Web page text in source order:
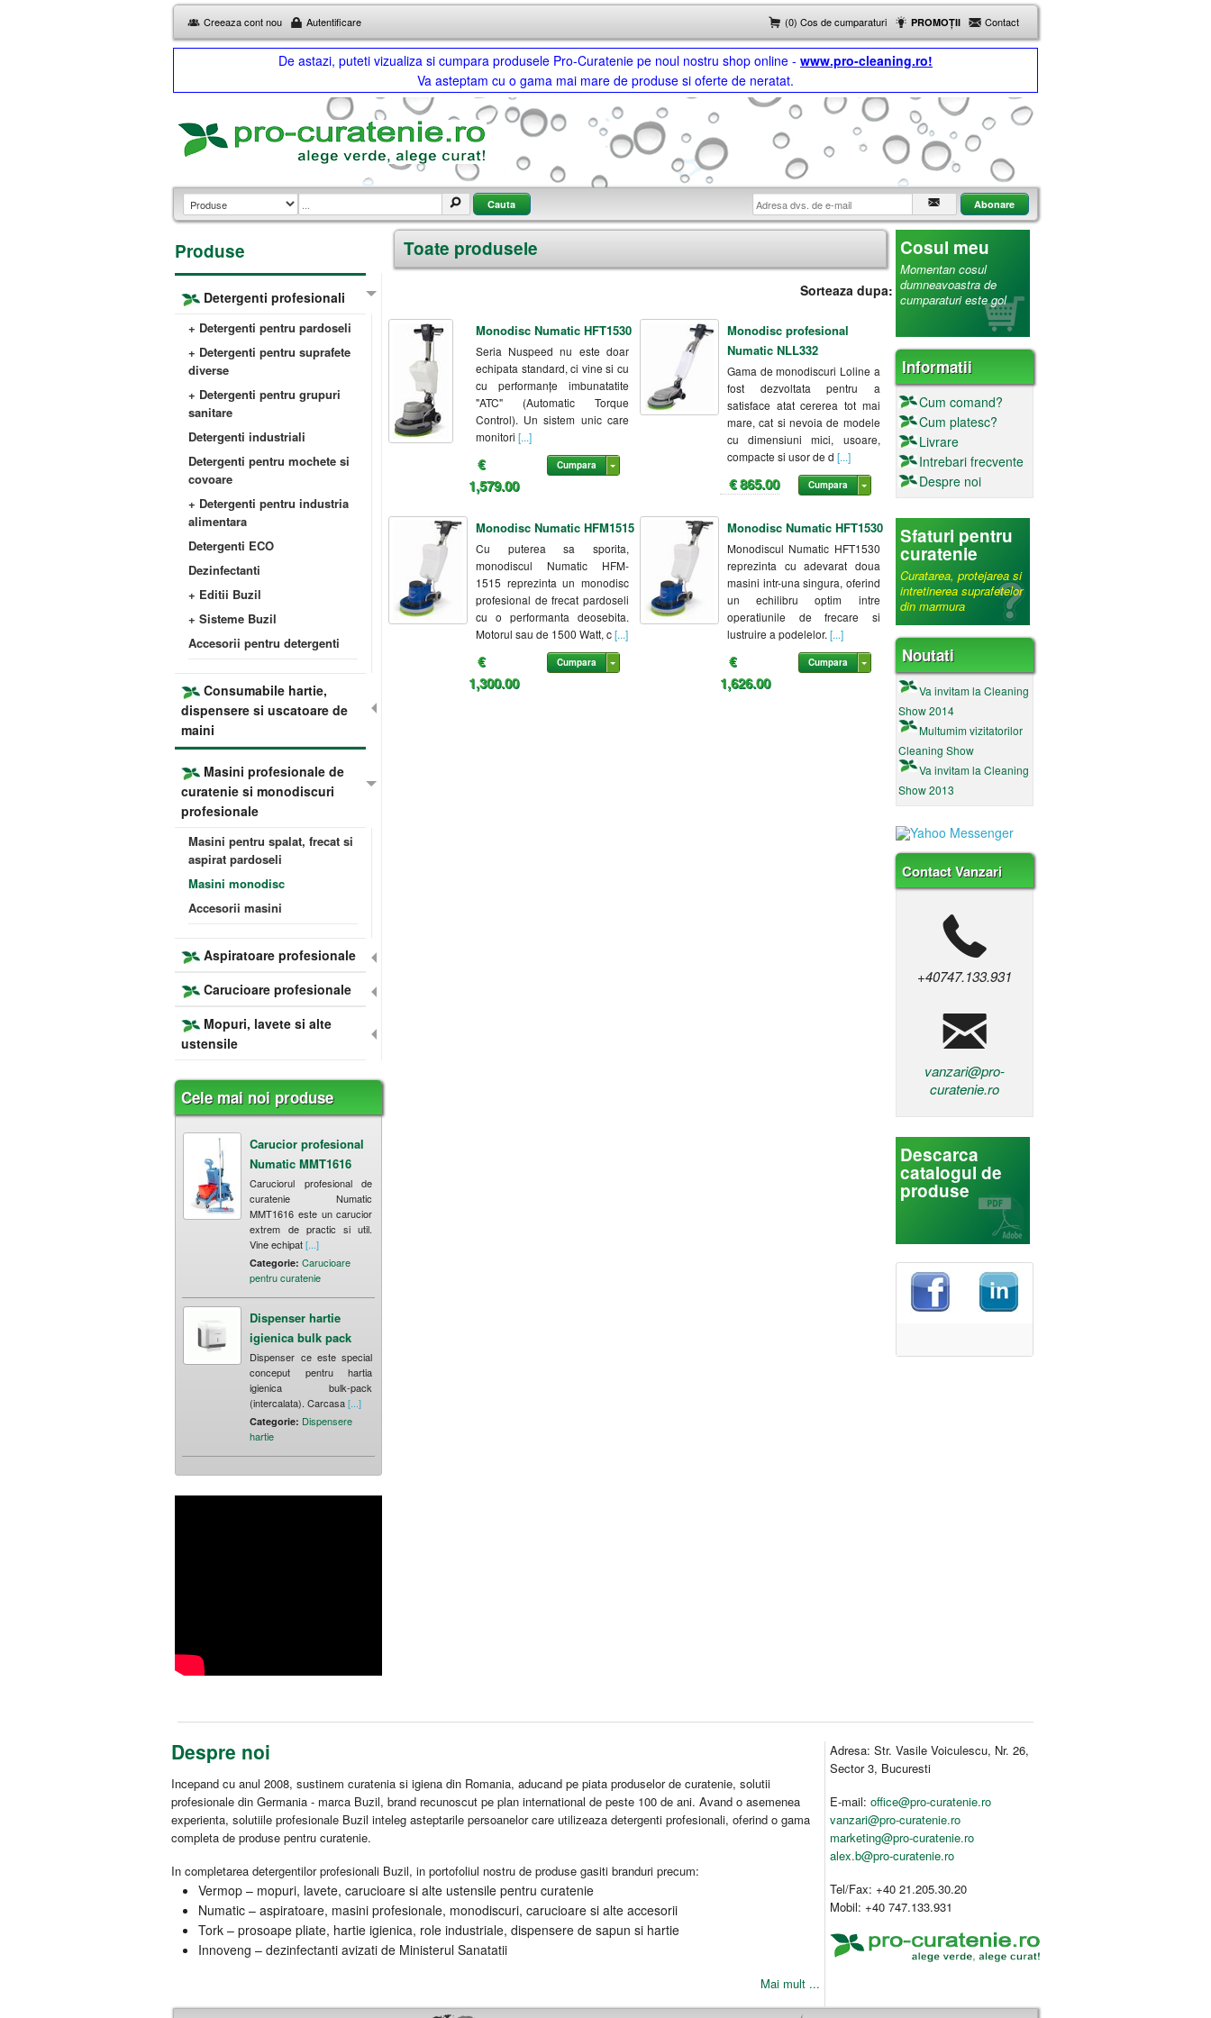
Creeaza cont nou Autentificare (0) Cos de cumparaturi PROMOȚII Contact
De astazi, puteti vizualiza si cumpara produsele Pro-Curatenie pe noul nostru shop online - www.pro-cleaning.ro!
Va asteptam cu o gama mai mare de produse si oferte de neratat.
Toate produsele
Sorteaza dupa:
Monodisc Numatic HFT1530
Seria Nuspeed nu este doar
echipata standard, ci vine si cu
cu performanțe imbunatatite
"ATC" (Automatic Torque
Control). Un sistem unic care
monitori [...]
€
1,579.00
Cumpara
Monodisc profesional
Numatic NLL332
Gama de monodiscuri Loline a
fost dezvoltata pentru a
satisface atat cererea tot mai
mare, cat si nevoia de modele
cu dimensiuni mici, usoare,
compacte si usor de d [...]
€ 865.00 Cumpara
Monodisc Numatic HFM1515
Cu puterea sa sporita,
monodiscul Numatic HFM-
1515 reprezinta un monodisc
profesional de frecat pardoseli
cu o performanta deosebita.
Motorul sau de 1500 Watt, c[...]
€
1,300.00
Cumpara
Monodisc Numatic HFT1530
Monodiscul Numatic HFT1530
reprezinta cu adevarat doua
masini intr-una singura, oferind
un echilibru optim intre
operatiunile de frecare si
lustruire a podelelor. [...]
€
1,626.00
Cumpara
Produse
Detergenti profesionali
+ Detergenti pentru pardoseli
+ Detergenti pentru suprafete
diverse
+ Detergenti pentru grupuri
sanitare
Detergenti industriali
Detergenti pentru mochete si
covoare
+ Detergenti pentru industria
alimentara
Detergenti ECO
Dezinfectanti
+ Editii Buzil
+ Sisteme Buzil
Accesorii pentru detergenti
Consumabile hartie,
dispensere si uscatoare de
maini
Masini profesionale de
curatenie si monodiscuri
profesionale
Masini pentru spalat, frecat si
aspirat pardoseli
Masini monodisc
Accesorii masini
Aspiratoare profesionale
Carucioare profesionale
Mopuri, lavete si alte
ustensile
Cele mai noi produse
Carucior profesional
Numatic MMT1616
Caruciorul profesional de
curatenie Numatic
MMT1616 este un carucior
extrem de practic si util.
Vine echipat[...]
Categorie: Carucioare
pentru curatenie
Dispenser hartie
igienica bulk pack
Dispenser ce este special
conceput pentru hartia
igienica bulk-pack
(intercalata). Carcasa[...]
Categorie: Dispensere
hartie
Cosul meu
Momentan cosul
dumneavoastra de
cumparaturi este gol
Informatii
Cum comand?
Cum platesc?
Livrare
Intrebari frecvente
Despre noi
Sfaturi pentru
curatenie
Curatarea, protejarea si
intretinerea suprafetelor
din marmura
Noutati
Va invitam la Cleaning
Show 2014
Multumim vizitatorilor
Cleaning Show
Va invitam la Cleaning
Show 2013
Contact Vanzari
+40747.133.931
vanzari@pro-
curatenie.ro
Descarca
catalogul de
produse
Despre noi
Incepand cu anul 2008, sustinem curatenia si igiena din Romania, aducand pe piata produselor de curatenie, solutii
profesionale din Germania - marca Buzil, brand recunoscut pe plan international de peste 100 de ani. Avand o asemenea
experienta, solutiile profesionale Buzil inteleg asteptarile persoanelor care utilizeaza detergenti profesionali, oferind o gama
completa de produse pentru curatenie.
In completarea detergentilor profesionali Buzil, in portofoliul nostru de produse gasiti branduri precum:
Vermop – mopuri, lavete, carucioare si alte ustensile pentru curatenie
Numatic – aspiratoare, masini profesionale, monodiscuri, carucioare si alte accesorii
Tork – prosoape pliate, hartie igienica, role industriale, dispensere de sapun si hartie
Innoveng – dezinfectanti avizati de Ministerul Sanatatii
Mai mult ...
Adresa: Str. Vasile Voiculescu, Nr. 26,
Sector 3, Bucuresti
E-mail: office@pro-curatenie.ro
vanzari@pro-curatenie.ro
marketing@pro-curatenie.ro
alex.b@pro-curatenie.ro
Tel/Fax: +40 21.205.30.20
Mobil: +40 747.133.931